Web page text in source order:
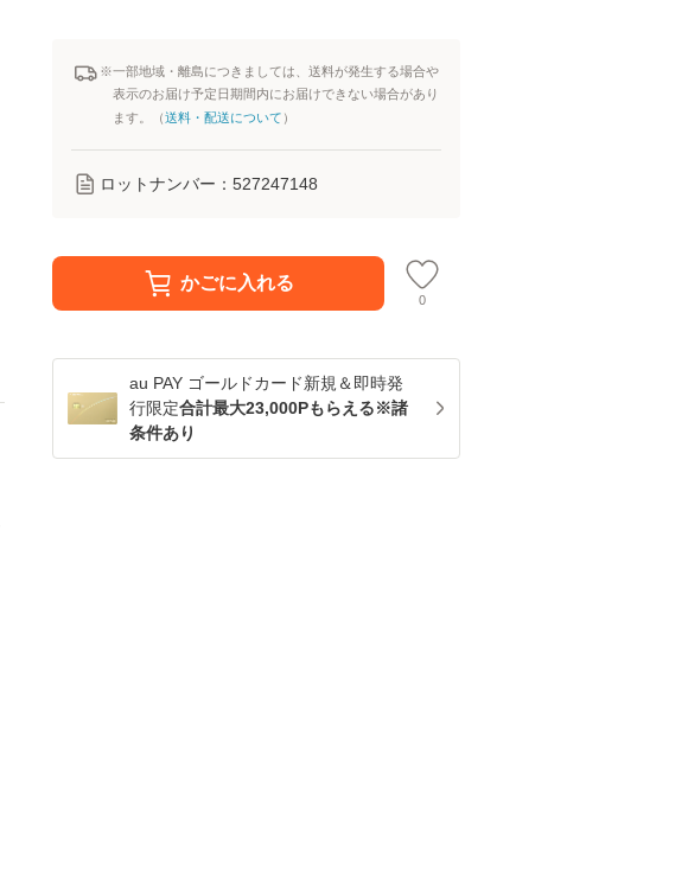
※一部地域・離島につきましては、送料が発生する場合や
表示のお届け予定日期間内にお届けできない場合があり
ます。（送料・配送について ）
ロットナンバー： 527247148
かごに入れる
0
au PAY ゴールドカード新規＆即時発
行限定合計最大23,000Pもらえる※諸
条件あり